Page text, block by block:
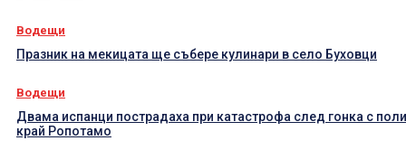
Водещи
Празник на мекицата ще събере кулинари в село Буховци
Водещи
Двама испанци пострадаха при катастрофа след гонка с
край Ропотамо